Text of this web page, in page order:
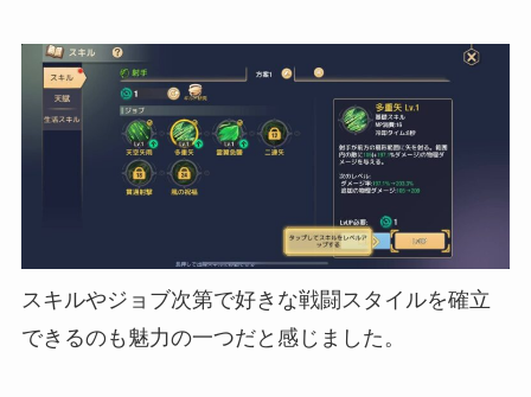
スキルやジョブ次第で好きな戦闘スタイルを確立
できるのも魅力の一つだと感じました。